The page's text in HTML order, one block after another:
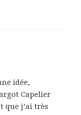
idée,
Capelier
que j’ai très